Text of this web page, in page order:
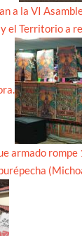
a la VI
el Territorio a
armado rompe